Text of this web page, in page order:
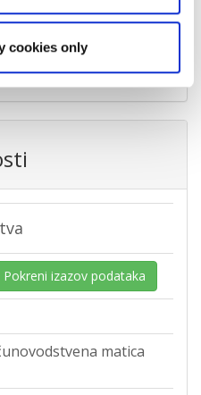
cookies only
Sesvete
Hrvatska
Pokreni izazov podataka
matica